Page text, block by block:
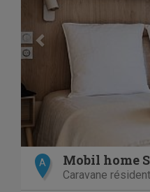
A Mobil home
Caravane